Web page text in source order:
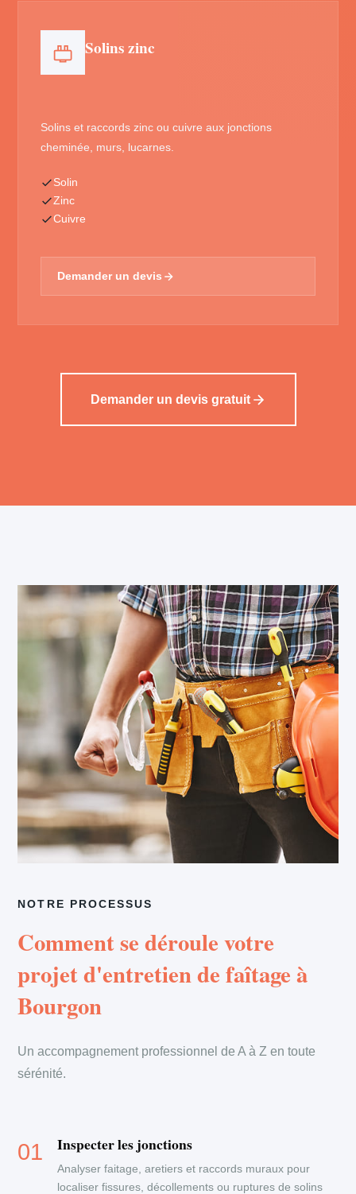
Solins zinc
Solins et raccords zinc ou cuivre aux jonctions
cheminée, murs, lucarnes.
Solin
Zinc
Cuivre
Demander un devis
Demander un devis gratuit
NOTRE PROCESSUS
Comment se déroule votre
projet d'entretien de faîtage à
Bourgon
Un accompagnement professionnel de A à Z en toute
sérénité.
Inspecter les jonctions
Analyser faitage, aretiers et raccords muraux pour
localiser fissures, décollements ou ruptures de solins